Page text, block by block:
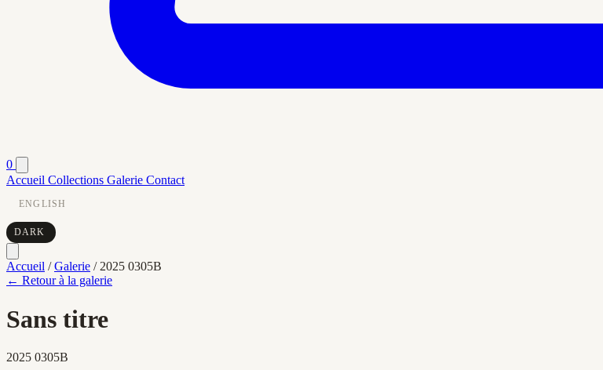
0
Accueil Collections Galerie Contact
ENGLISH
DARK
Accueil / Galerie / 2025 0305B
← Retour à la galerie
Sans titre
2025 0305B